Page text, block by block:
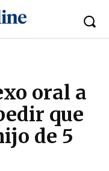
oral a
que
de 5